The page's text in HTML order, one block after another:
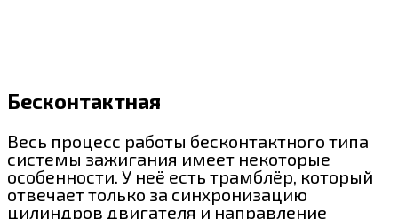
Бесконтактная
Весь процесс работы бесконтактного типа
системы зажигания имеет некоторые
особенности. У неё есть трамблёр, который
отвечает только за синхронизацию
цилиндров двигателя и направление